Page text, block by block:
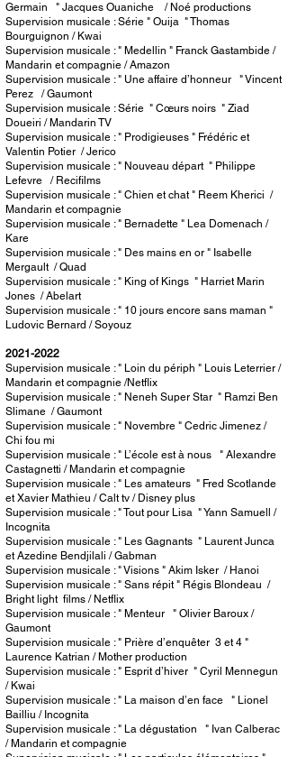
Germain " Jacques Ouaniche / Noé productions
Supervision musicale : Série " Ouija " Thomas
Bourguignon / Kwai
Supervision musicale : " Medellin " Franck Gastambide /
Mandarin et compagnie / Amazon
Supervision musicale : " Une affaire d’honneur " Vincent
Perez / Gaumont
Supervision musicale : Série " Cœurs noirs " Ziad
Doueiri / Mandarin TV
Supervision musicale : " Prodigieuses " Frédéric et
Valentin Potier / Jerico
Supervision musicale : " Nouveau départ " Philippe
Lefevre / Recifilms
Supervision musicale : " Chien et chat " Reem Kherici /
Mandarin et compagnie
Supervision musicale : " Bernadette " Lea Domenach /
Kare
Supervision musicale : " Des mains en or " Isabelle
Mergault / Quad
Supervision musicale : " King of Kings " Harriet Marin
Jones / Abelart
Supervision musicale : " 10 jours encore sans maman "
Ludovic Bernard / Soyouz
2021-2022
Supervision musicale : " Loin du périph " Louis Leterrier /
Mandarin et compagnie /Netflix
Supervision musicale : " Neneh Super Star " Ramzi Ben
Slimane / Gaumont
Supervision musicale : " Novembre " Cedric Jimenez /
Chi fou mi
Supervision musicale : " L’école est à nous " Alexandre
Castagnetti / Mandarin et compagnie
Supervision musicale : " Les amateurs " Fred Scotlande
et Xavier Mathieu / Calt tv / Disney plus
Supervision musicale : " Tout pour Lisa " Yann Samuell /
Incognita
Supervision musicale : " Les Gagnants " Laurent Junca
et Azedine Bendjilali / Gabman
Supervision musicale : " Visions " Akim Isker / Hanoi
Supervision musicale : " Sans répit " Régis Blondeau /
Bright light films / Netflix
Supervision musicale : " Menteur " Olivier Baroux /
Gaumont
Supervision musicale : " Prière d’enquêter 3 et 4 "
Laurence Katrian / Mother production
Supervision musicale : " Esprit d’hiver " Cyril Mennegun
/ Kwai
Supervision musicale : " La maison d’en face " Lionel
Bailliu / Incognita
Supervision musicale : " La dégustation " Ivan Calberac
/ Mandarin et compagnie